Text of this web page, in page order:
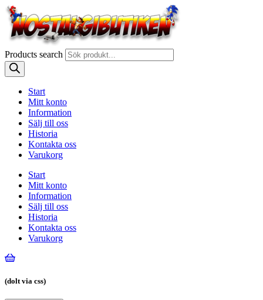
Products search
Start
Mitt konto
Information
Sälj till oss
Historia
Kontakta oss
Varukorg
Start
Mitt konto
Information
Sälj till oss
Historia
Kontakta oss
Varukorg
(dolt via css)